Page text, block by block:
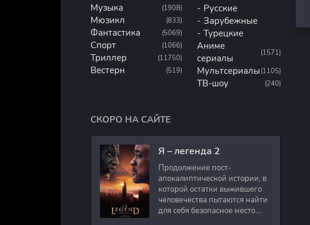
Музыка (1908)
Мюзикл (833)
Фантастика (5069)
Спорт (1066)
Триллер (11750)
Вестерн (519)
Русские
Зарубежные
Турецкие
Аниме
сериалы
(1571)
Мультсериалы (1105)
ТВ-шоу (240)
СКОРО НА САЙТЕ
Я – легенда 2
Продолжение пост-
апокалиптической истории, в
которой остатки выжившего
человечества пытаются найти
для себя безопасное место.